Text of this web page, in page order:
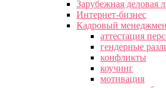
Зарубежная деловая
Интернет-бизнес
Кадровый
аттестация
гендерные
конфликты
коучинг
мотивация